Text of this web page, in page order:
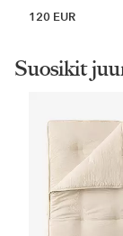
120 EUR
Suosikit